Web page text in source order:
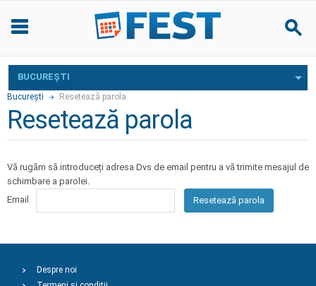
BUCUREŞTI
Bucureşti Resetează parola
Resetează parola
Vă rugăm să introduceți adresa Dvs de email pentru a vă trimite mesajul de
schimbare a parolei.
Email
Resetează parola
Despre noi